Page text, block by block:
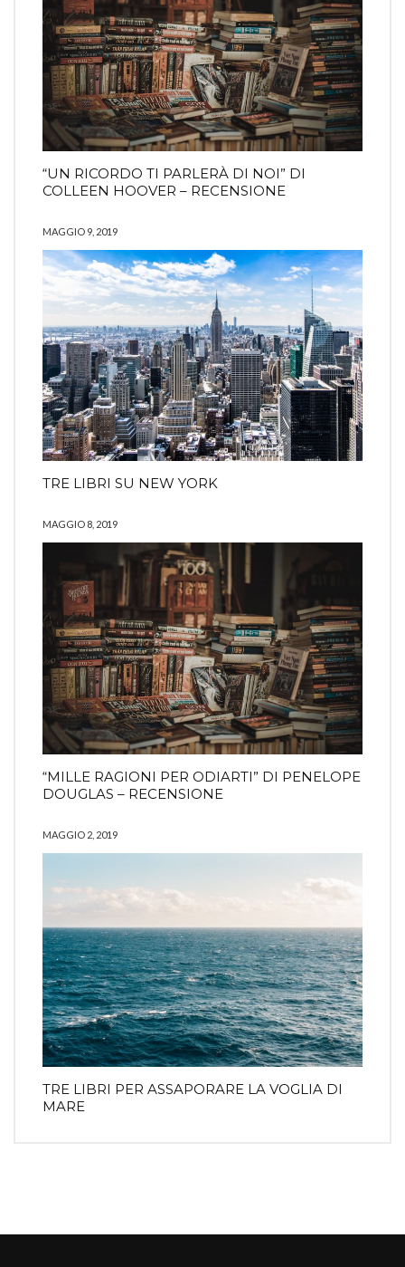
“UN RICORDO TI PARLERÀ DI NOI” DI
COLLEEN HOOVER – RECENSIONE
MAGGIO 9, 2019
TRE LIBRI SU NEW YORK
MAGGIO 8, 2019
“MILLE RAGIONI PER ODIARTI” DI PENELOPE
DOUGLAS – RECENSIONE
MAGGIO 2, 2019
TRE LIBRI PER ASSAPORARE LA VOGLIA DI
MARE